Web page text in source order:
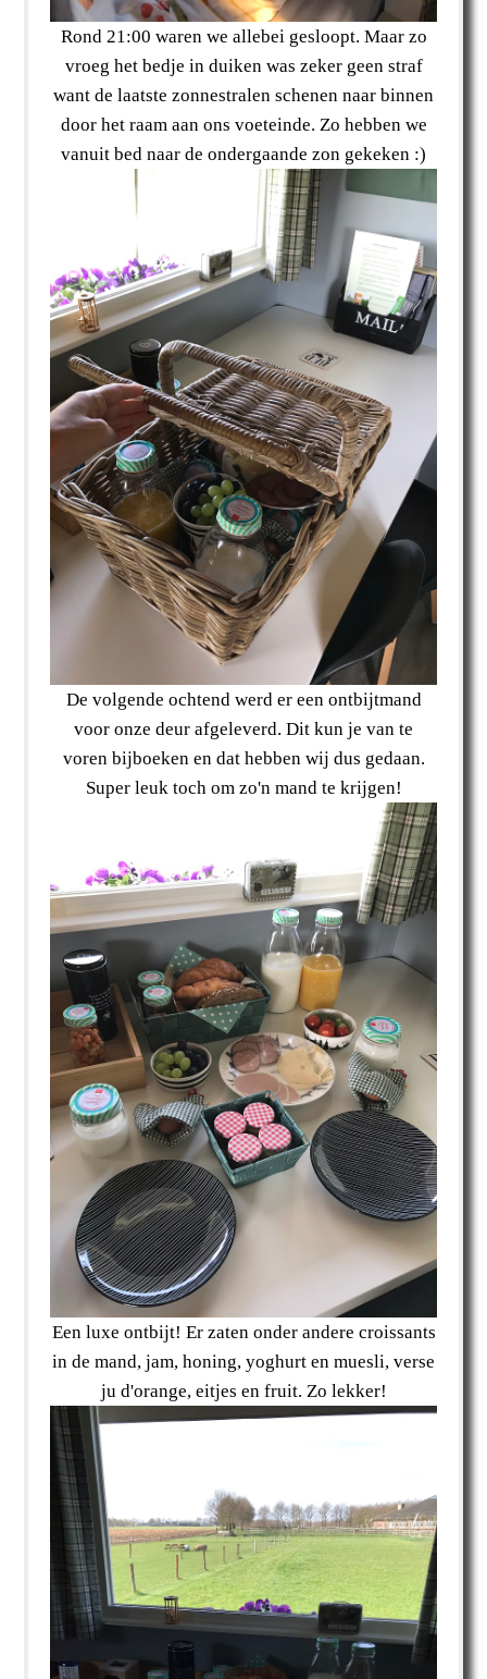
Rond 21:00 waren we allebei gesloopt. Maar zo
vroeg het bedje in duiken was zeker geen straf
want de laatste zonnestralen schenen naar binnen
door het raam aan ons voeteinde. Zo hebben we
vanuit bed naar de ondergaande zon gekeken :)
De volgende ochtend werd er een ontbijtmand
voor onze deur afgeleverd. Dit kun je van te
voren bijboeken en dat hebben wij dus gedaan.
Super leuk toch om zo'n mand te krijgen!
Een luxe ontbijt! Er zaten onder andere croissants
in de mand, jam, honing, yoghurt en muesli, verse
ju d'orange, eitjes en fruit. Zo lekker!